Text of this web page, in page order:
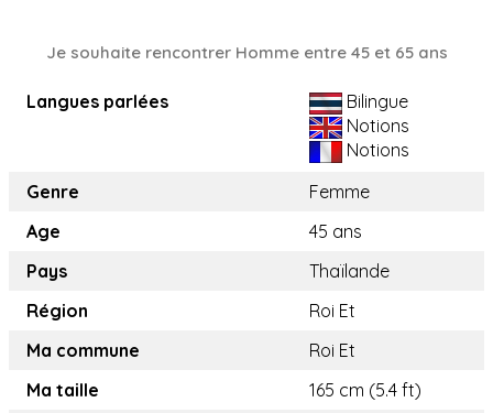
Je souhaite rencontrer Homme entre 45 et 65 ans
Langues parlées
Bilingue
Notions
Notions
Genre
Femme
Age
45 ans
Pays
Thaïlande
Région
Roi Et
Ma commune
Roi Et
Ma taille
165 cm (5.4 ft)